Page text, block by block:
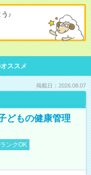
♪
ススメ
掲載日：2026.08.07
どもの健康管理
ンクOK